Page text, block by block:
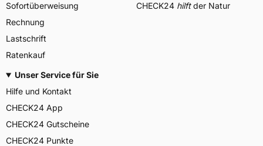
Sofortüberweisung
Rechnung
Lastschrift
Ratenkauf
CHECK24 hilftder Natur
Unser Service für Sie
Hilfe und Kontakt
CHECK24 App
CHECK24 Gutscheine
CHECK24 Punkte